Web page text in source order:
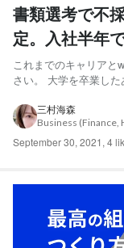
書類選考で不
定。入社半年
て目指す、業
これまでのキャリアと
さい。 大学を卒業し
営業成績のトップをと
らいタイミングで、転
三村海森
Business (Finance,
September 30, 2021 , 4